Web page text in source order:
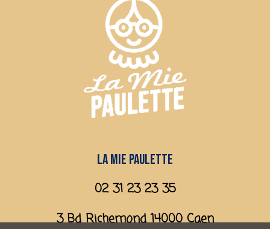
La mie paulette
02 31 23 23 35
3 Bd Richemond 14000 Caen